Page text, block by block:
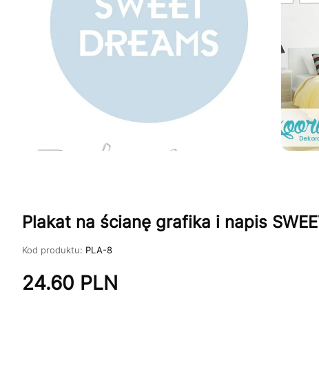
Plakat na ścianę grafika i napis
Kod produktu: PLA-8
24.60 PLN